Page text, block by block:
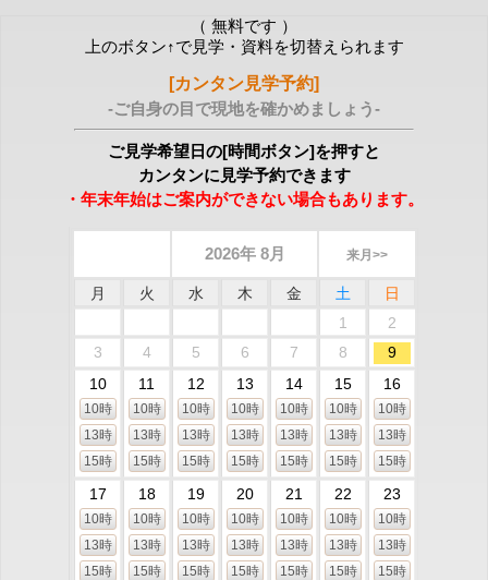
（ 無料です ）
上のボタン↑で見学・資料を切替えられます
[カンタン見学予約]
-ご自身の目で現地を確かめましょう-
ご見学希望日の[時間ボタン]を押すと
カンタンに見学予約できます
・年末年始はご案内ができない場合もあります。
2026年 8月 来月>>
月 火 水 木 金 土
日
1
2
3
4 5 6 7 8
9
10
10時
13時
15時
11
10時
13時
15時
12
10時
13時
15時
13
10時
13時
15時
14
10時
13時
15時
15
10時
13時
15時
16
10時
13時
15時
17
10時
13時
15時
18
10時
13時
15時
19
10時
13時
15時
20
10時
13時
15時
21
10時
13時
15時
22
10時
13時
15時
23
10時
13時
15時